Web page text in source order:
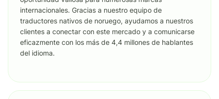
internacionales. Gracias a nuestro equipo de
traductores nativos de noruego, ayudamos a nuestros
clientes a conectar con este mercado y a comunicarse
eficazmente con los más de 4,4 millones de hablantes
del idioma.